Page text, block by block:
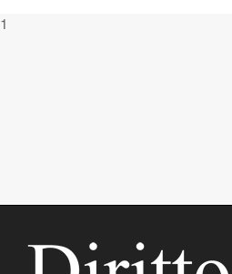
1